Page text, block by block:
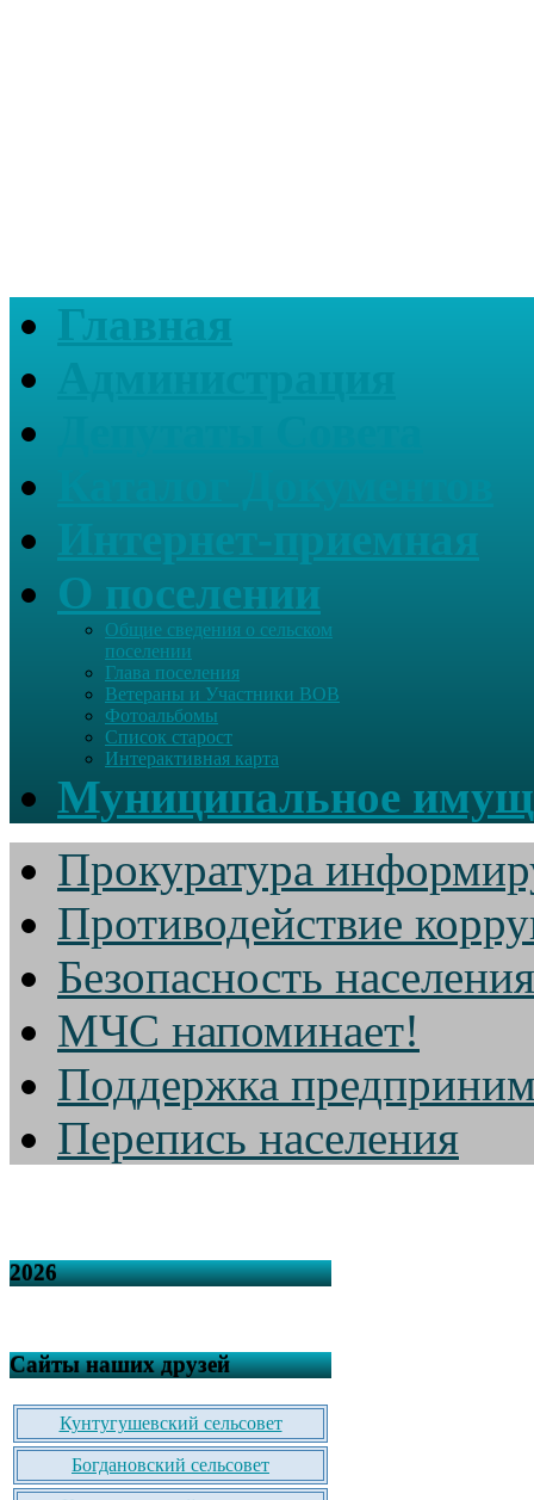
Главная
О поселении
Общие сведения о сельском
поселении
Глава поселения
Ветераны и Участники ВОВ
Фотоальбомы
Список старост
Интерактивная карта
Муниципальное
Прокуратура
Противодействие
Безопасность населения
МЧС напоминает!
Поддержка
Перепись населения
2026
Сайты наших друзей
Кунтугушевский сельсовет
Богдановский сельсовет